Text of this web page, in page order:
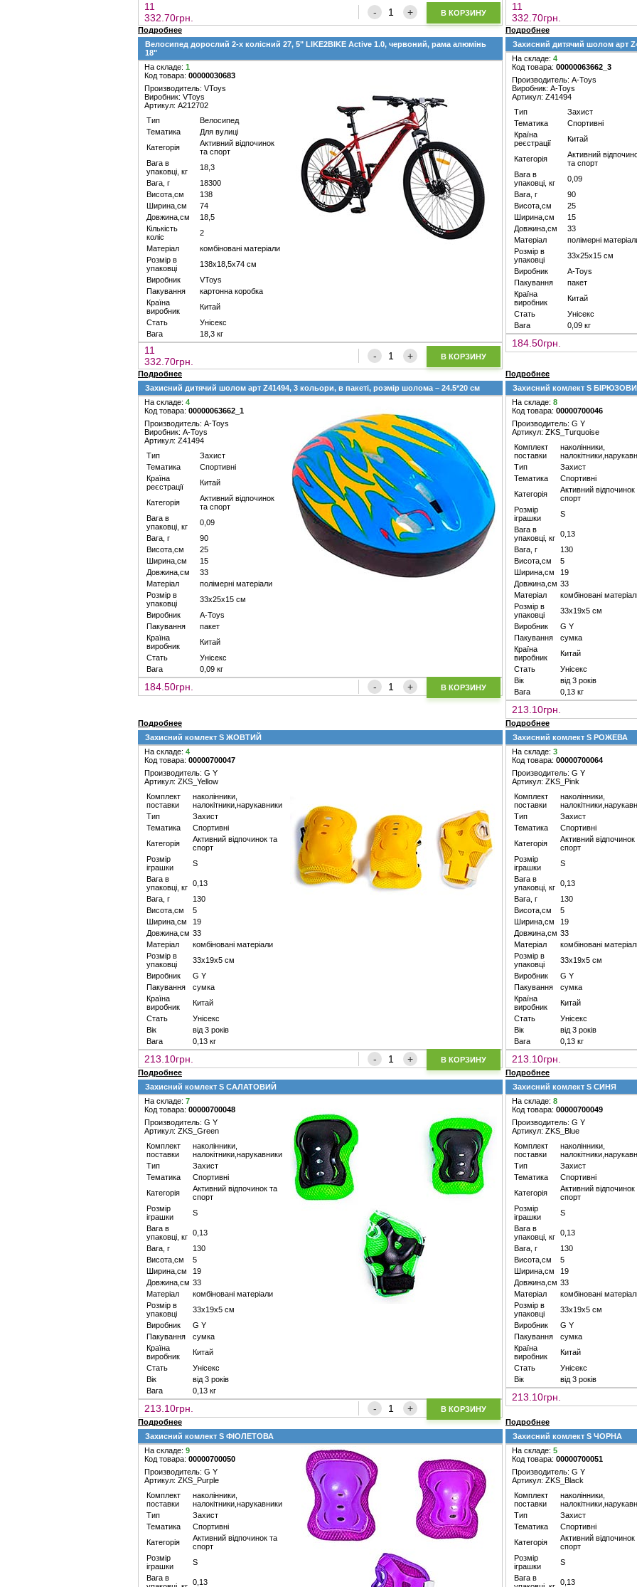
11
332.70грн.
В КОРЗИНУ
11
332.70грн.
Подробнее
Подробнее
Велосипед дорослий 2-х колісний 27, 5" LIKE2BIKE Active 1.0, червоний, рама алюмінь
18"
На складе: 1
Код товара: 00000030683
Производитель: VToys
Виробник: VToys
Артикул: A212702
Тип
Велосипед
Тематика
Для вулиці
Категорія
Активний відпочинок
та спорт
Вага в
упаковці, кг
18,3
Вага, г
18300
Висота,см
138
Ширина,см
74
Довжина,см
18,5
Кількість
коліс
2
Матеріал
комбіновані матеріали
Розмір в
упаковці
138х18,5х74 см
Виробник
VToys
Пакування
картонна коробка
Країна
виробник
Китай
Стать
Унісекс
Вага
18,3 кг
11
332.70грн.
В КОРЗИНУ
Захисний дитячий шолом арт
На складе: 4
Код товара: 00000063662_3
Производитель: A-Toys
Виробник: A-Toys
Артикул: Z41494
Тип
Захист
Тематика
Спортивні
Країна
реєстрації
Китай
Категорія
Активний
та спорт
Вага в
упаковці, кг
0,09
Вага, г
90
Висота,см
25
Ширина,см
15
Довжина,см
33
Матеріал
полімерні
Розмір в
упаковці
33х25х15 см
Виробник
A-Toys
Пакування
пакет
Країна
виробник
Китай
Стать
Унісекс
Вага
0,09 кг
184.50грн.
Подробнее
Подробнее
Захисний дитячий шолом арт Z41494, 3 кольори, в пакеті, розмір шолома – 24.5*20 см
На складе: 4
Код товара: 00000063662_1
Производитель: A-Toys
Виробник: A-Toys
Артикул: Z41494
Тип
Захист
Тематика
Спортивні
Країна
реєстрації
Китай
Категорія
Активний відпочинок
та спорт
Вага в
упаковці, кг
0,09
Вага, г
90
Висота,см
25
Ширина,см
15
Довжина,см
33
Матеріал
полімерні матеріали
Розмір в
упаковці
33х25х15 см
Виробник
A-Toys
Пакування
пакет
Країна
виробник
Китай
Стать
Унісекс
Вага
0,09 кг
184.50грн. В КОРЗИНУ
Захисний комлект S
На складе: 8
Код товара: 00000700046
Производитель: G Y
Артикул: ZKS_Turquoise
Комплект
поставки
наколінники,
Тип
Захист
Тематика
Спортивні
Категорія
Активний відпочинок
спорт
Розмір
іграшки
S
Вага в
упаковці, кг 0,13
Вага, г
130
Висота,см
5
Ширина,см
19
Довжина,см 33
Матеріал
комбіновані
Розмір в
упаковці
33х19х5 см
Виробник
G Y
Пакування
сумка
Країна
виробник
Китай
Стать
Унісекс
Вік
від 3 років
Вага
0,13 кг
213.10грн.
Подробнее
Подробнее
Захисний комлект S ЖОВТИЙ
На складе: 4
Код товара: 00000700047
Производитель: G Y
Артикул: ZKS_Yellow
Комплект
поставки
наколінники,
налокітники,нарукавники
Тип
Захист
Тематика
Спортивні
Категорія
Активний відпочинок та
спорт
Розмір
іграшки
S
Вага в
упаковці, кг 0,13
Вага, г
130
Висота,см
5
Ширина,см
19
Довжина,см 33
Матеріал
комбіновані матеріали
Розмір в
упаковці
33х19х5 см
Виробник
G Y
Пакування
сумка
Країна
виробник
Китай
Стать
Унісекс
Вік
від 3 років
Вага
0,13 кг
213.10грн. В КОРЗИНУ
Захисний комлект S РОЖЕВА
На складе: 3
Код товара: 00000700064
Производитель: G Y
Артикул: ZKS_Pink
Комплект
поставки
наколінники,
Тип
Захист
Тематика
Спортивні
Категорія
Активний відпочинок
спорт
Розмір
іграшки
S
Вага в
упаковці, кг 0,13
Вага, г
130
Висота,см
5
Ширина,см
19
Довжина,см 33
Матеріал
комбіновані
Розмір в
упаковці
33х19х5 см
Виробник
G Y
Пакування
сумка
Країна
виробник
Китай
Стать
Унісекс
Вік
від 3 років
Вага
0,13 кг
213.10грн.
Подробнее
Подробнее
Захисний комлект S САЛАТОВИЙ
На складе: 7
Код товара: 00000700048
Производитель: G Y
Артикул: ZKS_Green
Комплект
поставки
наколінники,
налокітники,нарукавники
Тип
Захист
Тематика
Спортивні
Категорія
Активний відпочинок та
спорт
Розмір
іграшки
S
Вага в
упаковці, кг 0,13
Вага, г
130
Висота,см
5
Ширина,см
19
Довжина,см 33
Матеріал
комбіновані матеріали
Розмір в
упаковці
33х19х5 см
Виробник
G Y
Пакування
сумка
Країна
виробник
Китай
Стать
Унісекс
Вік
від 3 років
Вага
0,13 кг
213.10грн. В КОРЗИНУ
Захисний комлект S СИНЯ
На складе: 8
Код товара: 00000700049
Производитель: G Y
Артикул: ZKS_Blue
Комплект
поставки
наколінники,
Тип
Захист
Тематика
Спортивні
Категорія
Активний відпочинок
спорт
Розмір
іграшки
S
Вага в
упаковці, кг 0,13
Вага, г
130
Висота,см
5
Ширина,см
19
Довжина,см 33
Матеріал
комбіновані
Розмір в
упаковці
33х19х5 см
Виробник
G Y
Пакування
сумка
Країна
виробник
Китай
Стать
Унісекс
Вік
від 3 років
213.10грн.
Подробнее
Подробнее
Захисний комлект S ФІОЛЕТОВА
На складе: 9
Код товара: 00000700050
Производитель: G Y
Артикул: ZKS_Purple
Комплект
поставки
наколінники,
налокітники,нарукавники
Тип
Захист
Тематика
Спортивні
Категорія
Активний відпочинок та
спорт
Розмір
іграшки
S
Вага в
0,13
Захисний комлект S ЧОРНА
На складе: 5
Код товара: 00000700051
Производитель: G Y
Артикул: ZKS_Black
Комплект
поставки
наколінники,
Тип
Захист
Тематика
Спортивні
Категорія
Активний відпочинок
спорт
Розмір
іграшки
S
Вага в
0,13